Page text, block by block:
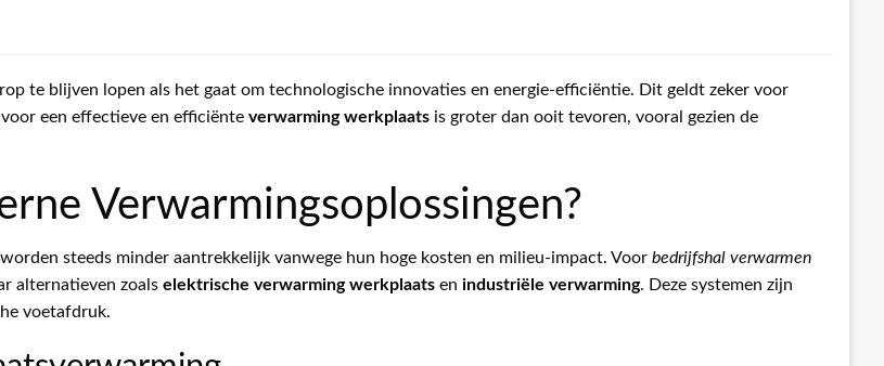
te blijven lopen als het gaat om technologische innovaties en energie-efficiëntie. Dit geldt zeker voor
een effectieve en efficiënte verwarming werkplaats is groter dan ooit tevoren, vooral gezien de
Verwarmingsoplossingen?
steeds minder aantrekkelijk vanwege hun hoge kosten en milieu-impact. Voor bedrijfshal verwarmen
alternatieven zoals elektrische verwarming werkplaats en industriële verwarming. Deze systemen zijn
voetafdruk.